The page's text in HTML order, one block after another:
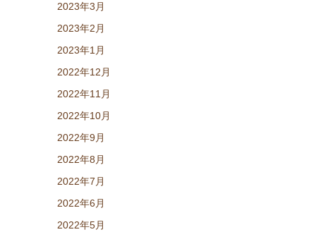
2023年3月
2023年2月
2023年1月
2022年12月
2022年11月
2022年10月
2022年9月
2022年8月
2022年7月
2022年6月
2022年5月